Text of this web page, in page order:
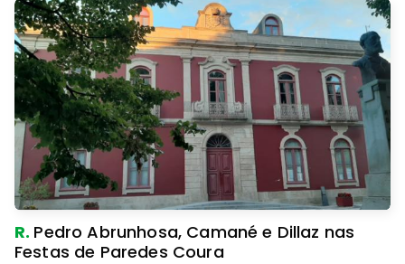
R. Pedro Abrunhosa, Camané e Dillaz nas
Festas de Paredes Coura